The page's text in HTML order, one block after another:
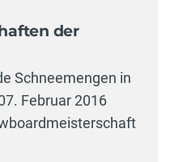
der
Schneemengen in
Februar 2016